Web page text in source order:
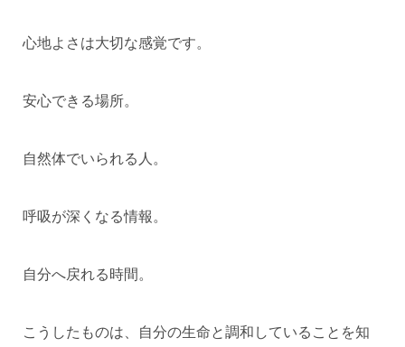
心地よさは大切な感覚です。
安心できる場所。
自然体でいられる人。
呼吸が深くなる情報。
自分へ戻れる時間。
こうしたものは、自分の生命と調和していることを知